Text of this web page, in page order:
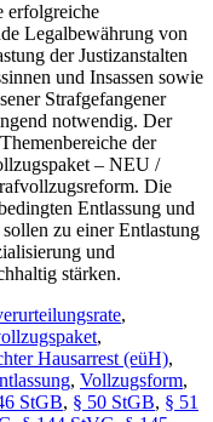
erfolgreiche
Legalbewährung von
der Justizanstalten
und Insassen sowie
Strafgefangener
notwendig. Der
der
– NEU /
Die
Entlassung und
zu einer Entlastung
und
stärken.
,
,
Hausarrest (eüH),
, Vollzugsform,
StGB, § 50 StGB, § 51